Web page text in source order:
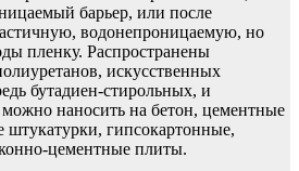
барьер, или после
водонепроницаемую, но
пленку. Распространены
искусственных
бутадиен-стирольных, и
наносить на бетон, цементные
штукатурки, гипсокартонные,
цементные плиты.